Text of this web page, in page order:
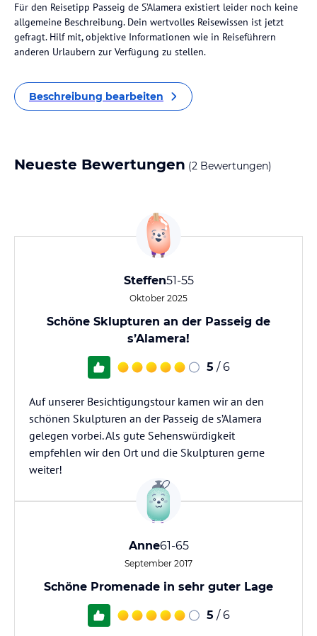
Für den Reisetipp Passeig de S’Alamera existiert leider noch keine
allgemeine Beschreibung. Dein wertvolles Reisewissen ist jetzt
gefragt. Hilf mit, objektive Informationen wie in Reiseführern
anderen Urlaubern zur Verfügung zu stellen.
Beschreibung bearbeiten
Neueste Bewertungen (2 Bewertungen)
Steffen51-55
Oktober 2025
Schöne Sklupturen an der Passeig de
s’Alamera!
5 / 6
Auf unserer Besichtigungstour kamen wir an den
schönen Skulpturen an der Passeig de s’Alamera
gelegen vorbei. Als gute Sehenswürdigkeit
empfehlen wir den Ort und die Skulpturen gerne
weiter!
Anne61-65
September 2017
Schöne Promenade in sehr guter Lage
5 / 6